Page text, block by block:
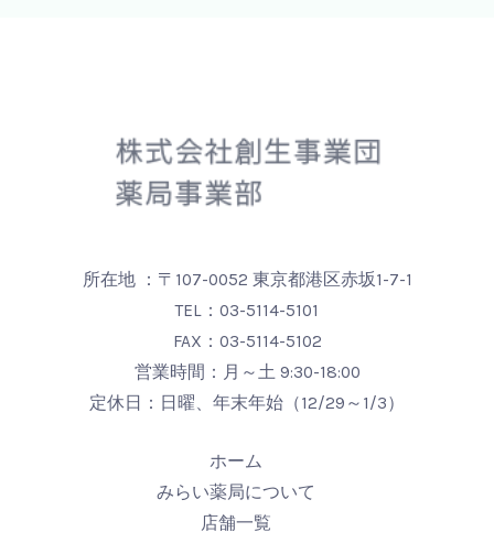
所在地 ：〒107-0052 東京都港区赤坂1-7-1
TEL： 03-5114-5101
FAX：03-5114-5102
営業時間：月～土 9:30-18:00
定休日：日曜、年末年始（12/29～1/3）
ホーム
みらい薬局について
店舗一覧